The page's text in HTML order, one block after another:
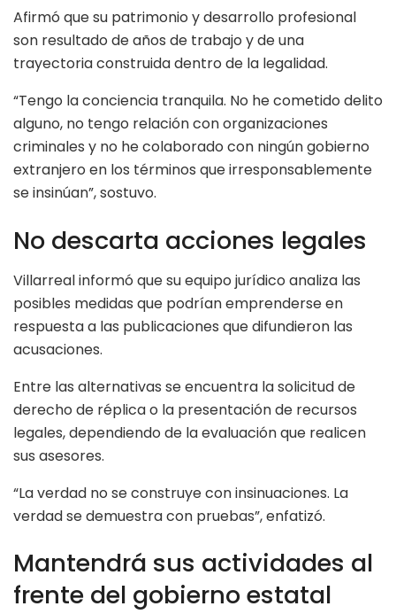
Afirmó que su patrimonio y desarrollo profesional
son resultado de años de trabajo y de una
trayectoria construida dentro de la legalidad.
“Tengo la conciencia tranquila. No he cometido delito
alguno, no tengo relación con organizaciones
criminales y no he colaborado con ningún gobierno
extranjero en los términos que irresponsablemente
se insinúan”, sostuvo.
No descarta acciones legales
Villarreal informó que su equipo jurídico analiza las
posibles medidas que podrían emprenderse en
respuesta a las publicaciones que difundieron las
acusaciones.
Entre las alternativas se encuentra la solicitud de
derecho de réplica o la presentación de recursos
legales, dependiendo de la evaluación que realicen
sus asesores.
“La verdad no se construye con insinuaciones. La
verdad se demuestra con pruebas”, enfatizó.
Mantendrá sus actividades al
frente del gobierno estatal